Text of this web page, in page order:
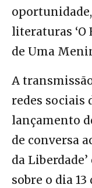
literaturas ‘O
de Uma
A
redes sociais
lançamento
de conversa
da
sobre o dia